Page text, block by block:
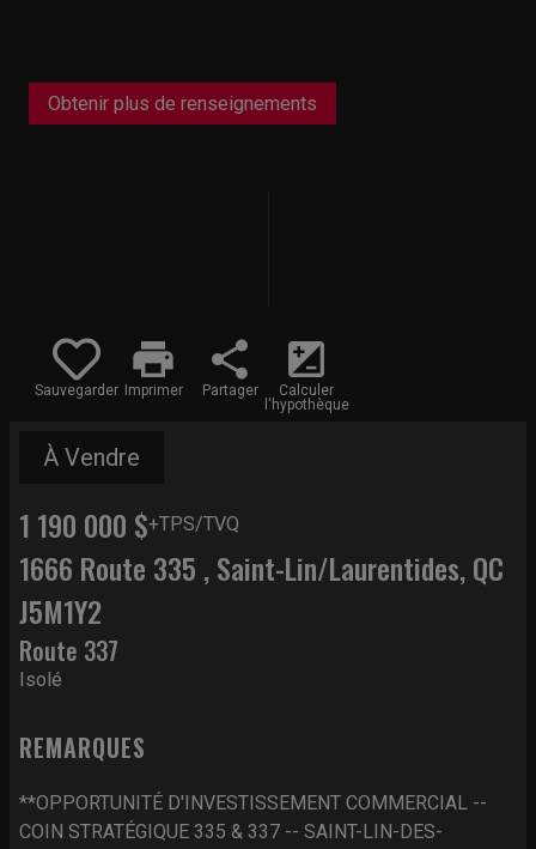
Obtenir plus de renseignements
Sauvegarder
print
Imprimer
share
Partager
iso
Calculer
l'hypothèque
À Vendre
1 190 000 $+TPS/TVQ
1666 Route 335 , Saint-Lin/Laurentides, QC
J5M1Y2
Route 337
Isolé
REMARQUES
**OPPORTUNITÉ D'INVESTISSEMENT COMMERCIAL --
COIN STRATÉGIQUE 335 & 337 -- SAINT-LIN-DES-